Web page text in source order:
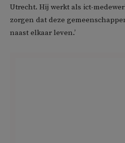
Utrecht. Hij werkt als ict-
zorgen dat deze
naast elkaar leven.’